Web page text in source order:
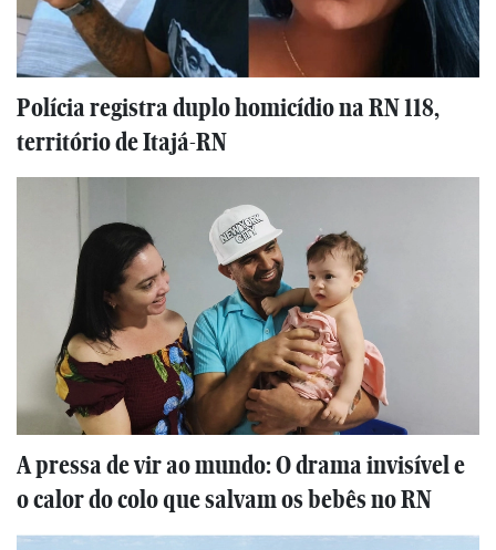
Polícia registra duplo homicídio na RN 118,
território de Itajá-RN
A pressa de vir ao mundo: O drama invisível e
o calor do colo que salvam os bebês no RN